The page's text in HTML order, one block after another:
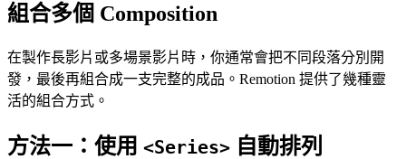
組合多個 Composition
在製作長影片或多場景影片時，你通常會把不同段落分別開
發，最後再組合成一支完整的成品。Remotion 提供了幾種靈
活的組合方式。
方法一：使用 <Series> 自動排列